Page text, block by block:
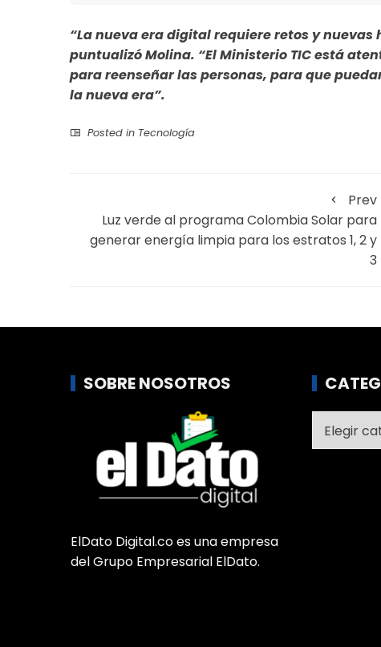
“La nueva era digital requiere retos y
puntualizó Molina. “El Ministerio TIC está
para reenseñar las personas, para que
la nueva era”.
Posted in Tecnología
Prev
Luz verde al programa Colombia Solar para
generar energía limpia para los estratos 1, 2 y
3
SOBRE NOSOTROS
ElDato Digital.co es una empresa
del Grupo Empresarial ElDato.